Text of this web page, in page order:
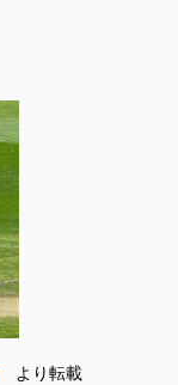
より転載